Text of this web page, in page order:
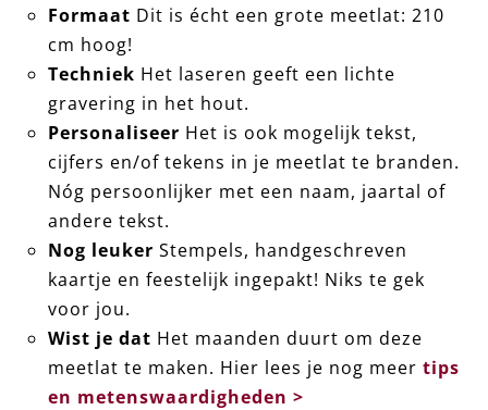
Formaat Dit is écht een grote meetlat: 210
cm hoog!
Techniek Het laseren geeft een lichte
gravering in het hout.
Personaliseer Het is ook mogelijk tekst,
cijfers en/of tekens in je meetlat te branden.
Nóg persoonlijker met een naam, jaartal of
andere tekst.
Nog leuker Stempels, handgeschreven
kaartje en feestelijk ingepakt! Niks te gek
voor jou.
Wist je dat Het maanden duurt om deze
meetlat te maken. Hier lees je nog meertips
en metenswaardigheden >